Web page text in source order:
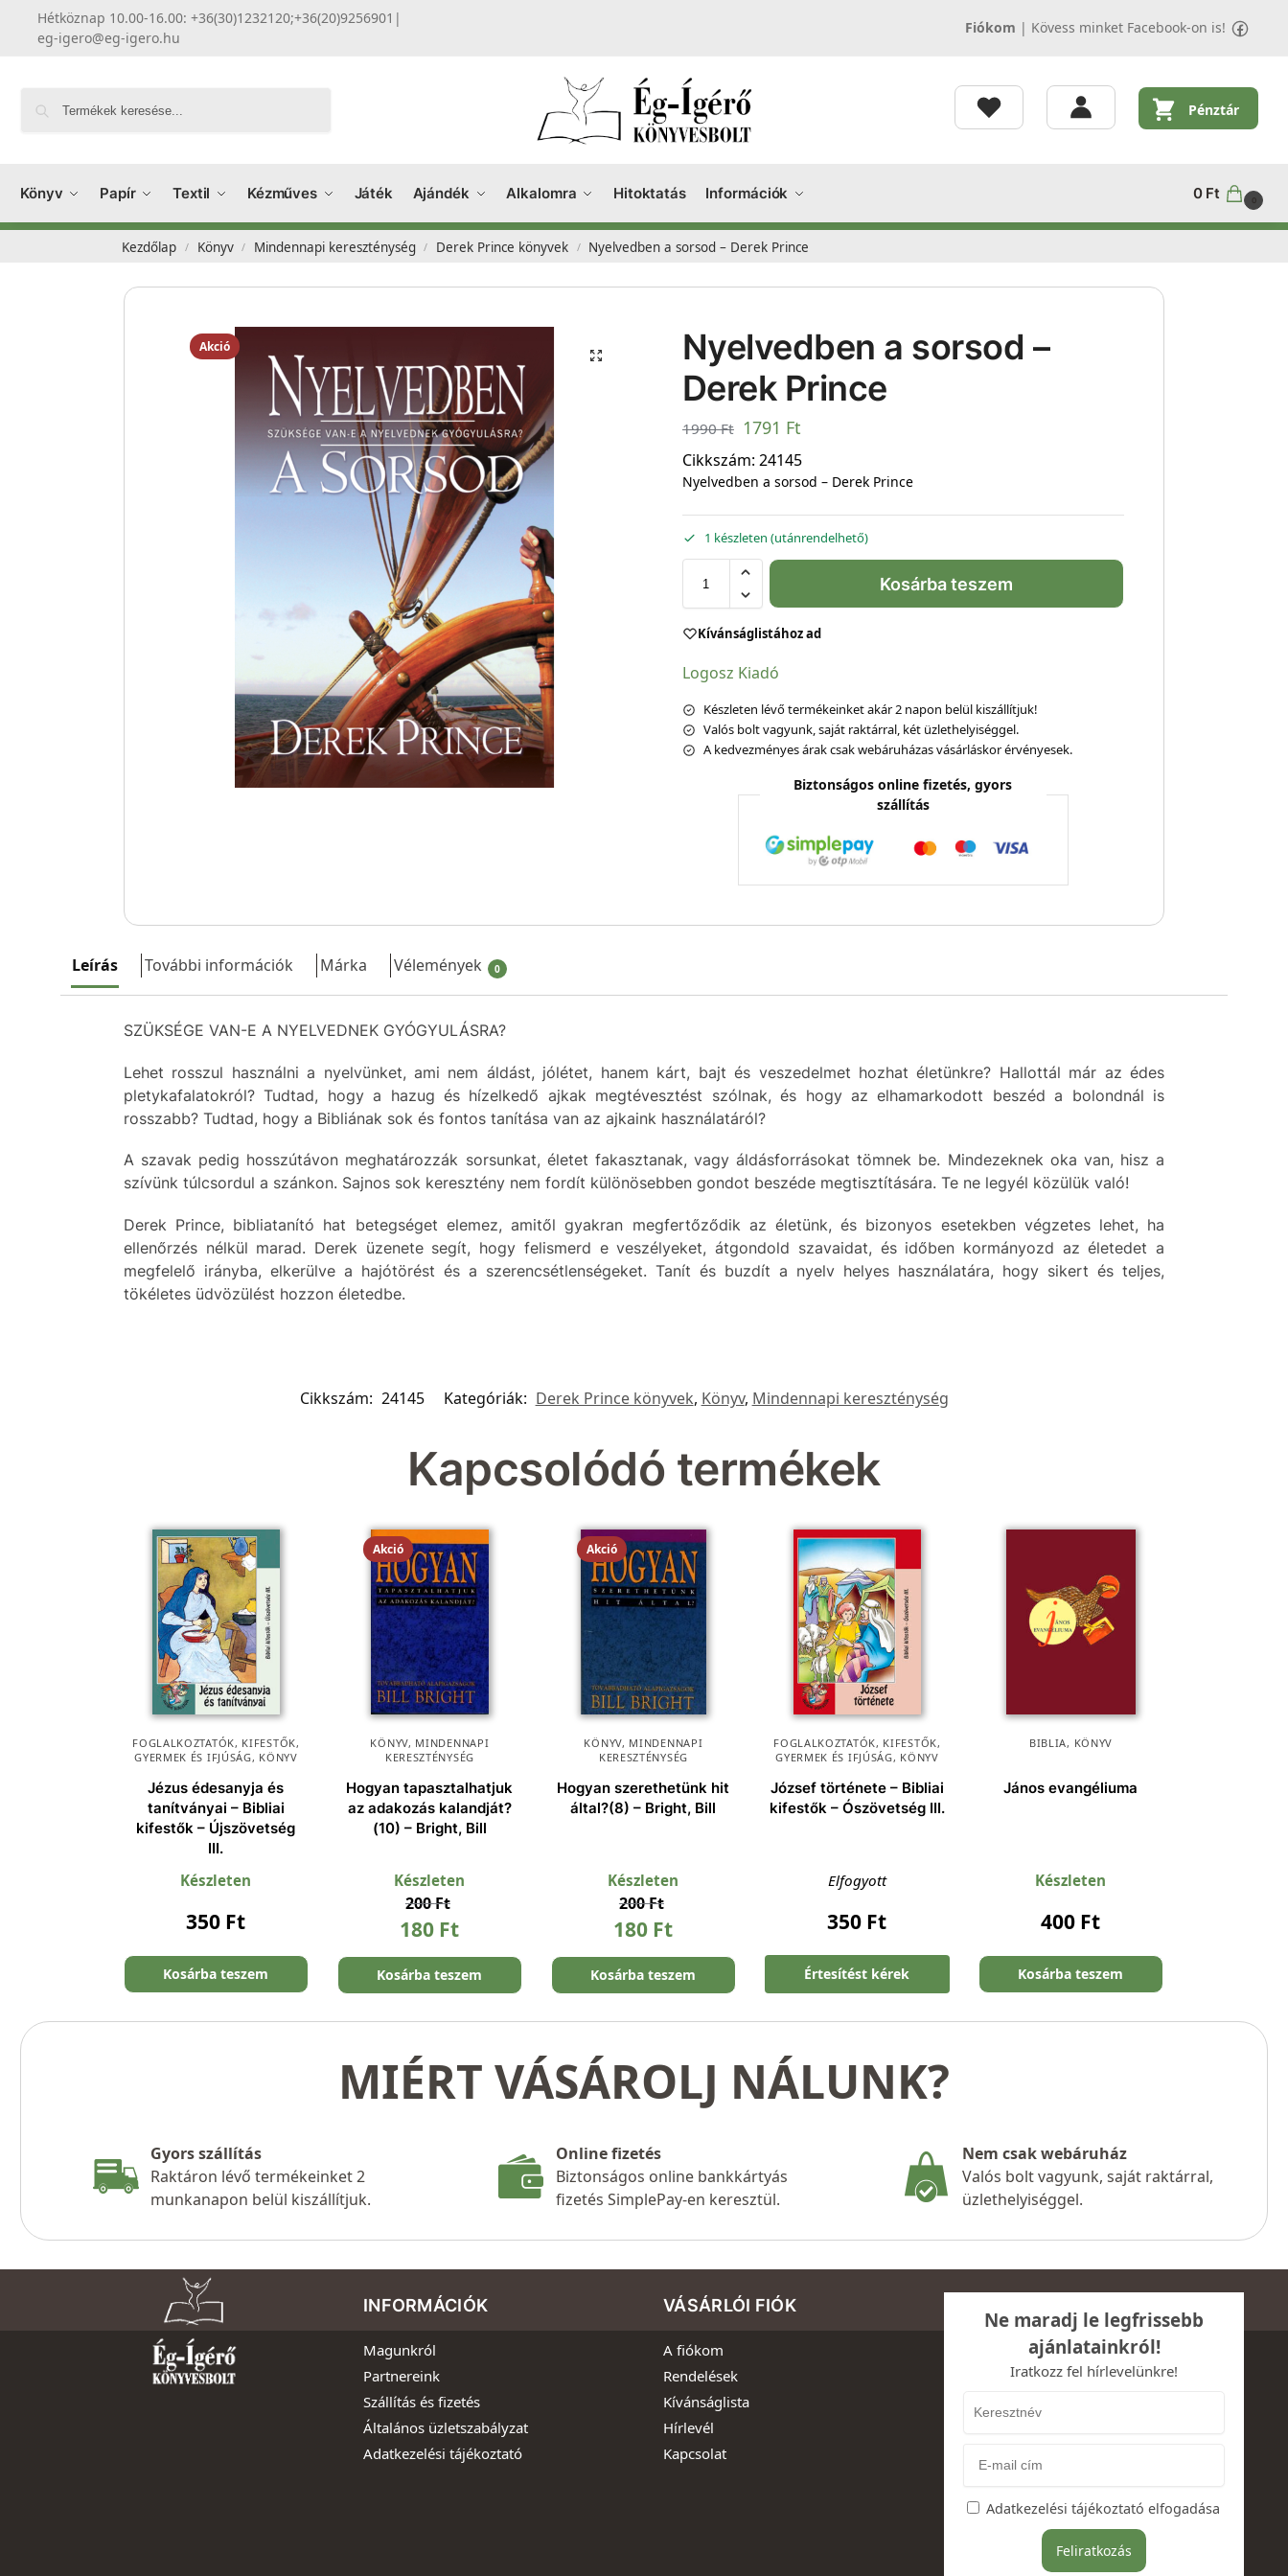
Hétköznap 10.00-16.00: +36(30)1232120;+36(20)9256901 |
eg-igero@eg-igero.hu
Fiókom | Kövess minket Facebook-on is!
Pénztár
Könyv Papír Textil Kézműves Játék Ajándék Alkalomra Hitoktatás Információk 0 Ft 0
Kezdőlap / Könyv / Mindennapi kereszténység / Derek Prince könyvek / Nyelvedben a sorsod – Derek Prince
Akció
Nyelvedben a sorsod –
Derek Prince
1990Ft 1791 Ft
Cikkszám: 24145
Nyelvedben a sorsod – Derek Prince
1 készleten (utánrendelhető)
Kosárba teszem
Kívánságlistához ad
Logosz Kiadó
Készleten lévő termékeinket akár 2 napon belül kiszállítjuk!
Valós bolt vagyunk, saját raktárral, két üzlethelyiséggel.
A kedvezményes árak csak webáruházas vásárláskor érvényesek.
Biztonságos online fizetés, gyors
szállítás
Leírás További információk Márka Vélemények 0
SZÜKSÉGE VAN-E A NYELVEDNEK GYÓGYULÁSRA?
Lehet rosszul használni a nyelvünket, ami nem áldást, jólétet, hanem kárt, bajt és veszedelmet hozhat életünkre? Hallottál már az édes
pletykafalatokról? Tudtad, hogy a hazug és hízelkedő ajkak megtévesztést szólnak, és hogy az elhamarkodott beszéd a bolondnál is
rosszabb? Tudtad, hogy a Bibliának sok és fontos tanítása van az ajkaink használatáról?
A szavak pedig hosszútávon meghatározzák sorsunkat, életet fakasztanak, vagy áldásforrásokat tömnek be. Mindezeknek oka van, hisz a
szívünk túlcsordul a szánkon. Sajnos sok keresztény nem fordít különösebben gondot beszéde megtisztítására. Te ne legyél közülük való!
Derek Prince, bibliatanító hat betegséget elemez, amitől gyakran megfertőződik az életünk, és bizonyos esetekben végzetes lehet, ha
ellenőrzés nélkül marad. Derek üzenete segít, hogy felismerd e veszélyeket, átgondold szavaidat, és időben kormányozd az életedet a
megfelelő irányba, elkerülve a hajótörést és a szerencsétlenségeket. Tanít és buzdít a nyelv helyes használatára, hogy sikert és teljes,
tökéletes üdvözülést hozzon életedbe.
Cikkszám: 24145 Kategóriák: Derek Prince könyvek, Könyv, Mindennapi kereszténység
Kapcsolódó termékek
FOGLALKOZTATÓK, KIFESTŐK,
GYERMEK ÉS IFJÚSÁG, KÖNYV
Jézus édesanyja és
tanítványai – Bibliai
kifestők – Újszövetség
III.
Készleten
350 Ft
Kosárba teszem
Akció
KÖNYV, MINDENNAPI
KERESZTÉNYSÉG
Hogyan tapasztalhatjuk
az adakozás kalandját?
(10) – Bright, Bill
Készleten
200Ft
180 Ft
Kosárba teszem
Akció
KÖNYV, MINDENNAPI
KERESZTÉNYSÉG
Hogyan szerethetünk hit
által?(8) – Bright, Bill
Készleten
200Ft
180 Ft
Kosárba teszem
FOGLALKOZTATÓK, KIFESTŐK,
GYERMEK ÉS IFJÚSÁG, KÖNYV
József története – Bibliai
kifestők – Ószövetség III.
Elfogyott
350 Ft
Értesítést kérek
BIBLIA, KÖNYV
János evangéliuma
Készleten
400 Ft
Kosárba teszem
MIÉRT VÁSÁROLJ NÁLUNK?
Gyors szállítás
Raktáron lévő termékeinket 2
munkanapon belül kiszállítjuk.
Online fizetés
Biztonságos online bankkártyás
fizetés SimplePay-en keresztül.
Nem csak webáruház
Valós bolt vagyunk, saját raktárral,
üzlethelyiséggel.
INFORMÁCIÓK
Magunkról
Partnereink
Szállítás és fizetés
Általános üzletszabályzat
Adatkezelési tájékoztató
VÁSÁRLÓI FIÓK
A fiókom
Rendelések
Kívánságlista
Hírlevél
Kapcsolat
Ne maradj le legfrissebb
ajánlatainkról!
Iratkozz fel hírlevelünkre!
Adatkezelési tájékoztató elfogadása